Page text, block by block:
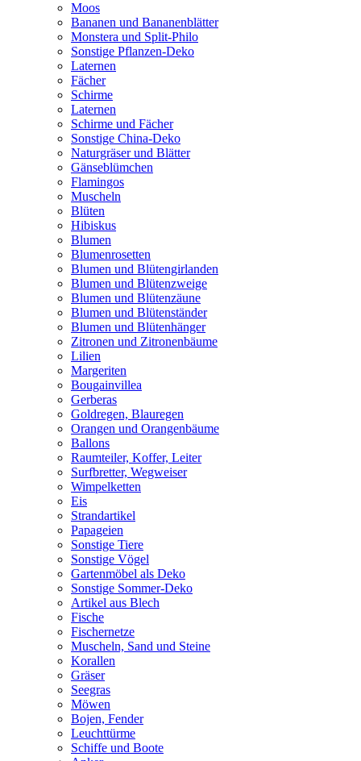
Moos
Bananen und Bananenblätter
Monstera und Split-Philo
Sonstige Pflanzen-Deko
Laternen
Fächer
Schirme
Laternen
Schirme und Fächer
Sonstige China-Deko
Naturgräser und Blätter
Gänseblümchen
Flamingos
Muscheln
Blüten
Hibiskus
Blumen
Blumenrosetten
Blumen und Blütengirlanden
Blumen und Blütenzweige
Blumen und Blütenzäune
Blumen und Blütenständer
Blumen und Blütenhänger
Zitronen und Zitronenbäume
Lilien
Margeriten
Bougainvillea
Gerberas
Goldregen, Blauregen
Orangen und Orangenbäume
Ballons
Raumteiler, Koffer, Leiter
Surfbretter, Wegweiser
Wimpelketten
Eis
Strandartikel
Papageien
Sonstige Tiere
Sonstige Vögel
Gartenmöbel als Deko
Sonstige Sommer-Deko
Artikel aus Blech
Fische
Fischernetze
Muscheln, Sand und Steine
Korallen
Gräser
Seegras
Möwen
Bojen, Fender
Leuchttürme
Schiffe und Boote